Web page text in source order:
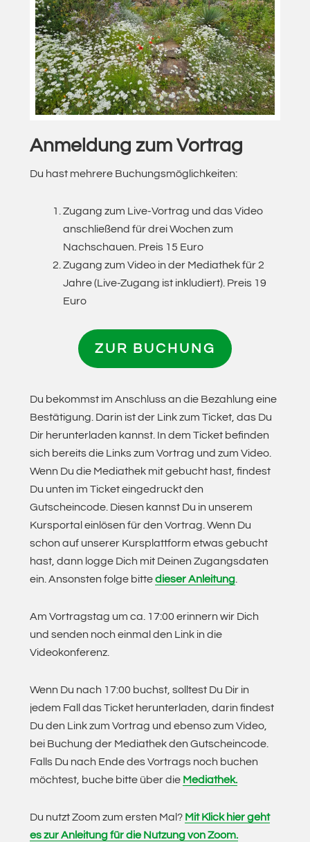
Anmeldung zum Vortrag
Du hast mehrere Buchungsmöglichkeiten:
Zugang zum Live-Vortrag und das Video
anschließend für drei Wochen zum
Nachschauen. Preis 15 Euro
Zugang zum Video in der Mediathek für 2
Jahre (Live-Zugang ist inkludiert). Preis 19
Euro
ZUR BUCHUNG
Du bekommst im Anschluss an die Bezahlung eine
Bestätigung. Darin ist der Link zum Ticket, das Du
Dir herunterladen kannst. In dem Ticket befinden
sich bereits die Links zum Vortrag und zum Video.
Wenn Du die Mediathek mit gebucht hast, findest
Du unten im Ticket eingedruckt den
Gutscheincode. Diesen kannst Du in unserem
Kursportal einlösen für den Vortrag. Wenn Du
schon auf unserer Kursplattform etwas gebucht
hast, dann logge Dich mit Deinen Zugangsdaten
ein. Ansonsten folge bittedieser Anleitung.
Am Vortragstag um ca. 17:00 erinnern wir Dich
und senden noch einmal den Link in die
Videokonferenz.
Wenn Du nach 17:00 buchst, solltest Du Dir in
jedem Fall das Ticket herunterladen, darin findest
Du den Link zum Vortrag und ebenso zum Video,
bei Buchung der Mediathek den Gutscheincode.
Falls Du nach Ende des Vortrags noch buchen
möchtest, buche bitte über die Mediathek.
Du nutzt Zoom zum ersten Mal? Mit Klick hier geht
es zur Anleitung für die Nutzung von Zoom.